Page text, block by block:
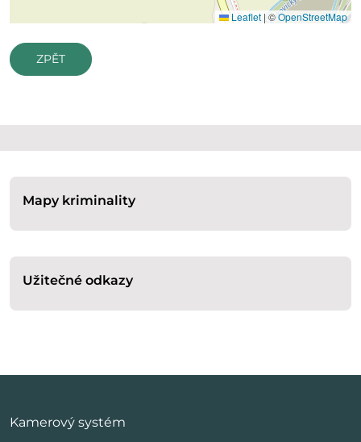
Leaflet | ©OpenStreetMap
ZPĚT
Mapy kriminality
Užitečné odkazy
Kamerový systém